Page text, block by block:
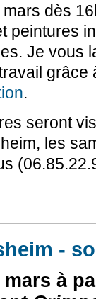
dès
peintures
Je vous
grâce
.
seront
les
-
mars à